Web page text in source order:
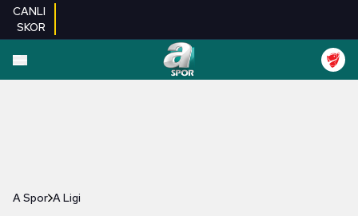
CANLI
SKOR
A Spor A Ligi